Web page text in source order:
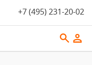
+7 (495) 231-20-02